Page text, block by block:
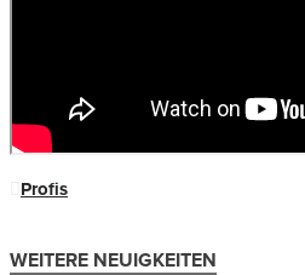
Profis
WEITERE NEUIGKEITEN